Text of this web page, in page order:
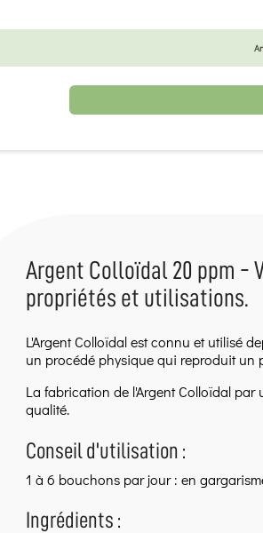
Argent Colloïdal 20 ppm -
propriétés et utilisations.
L'Argent Colloïdal est connu et utilisé
un procédé physique qui reproduit un
La fabrication de l'Argent Colloïdal par
qualité.
Conseil d'utilisation :
1 à 6 bouchons par jour : en
Ingrédients :